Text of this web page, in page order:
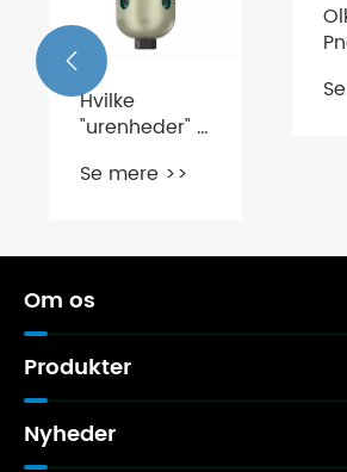
Hvilke
"urenheder" i
luftkildeprocessoren
Se mere >>

Om os
Produkter
Nyheder